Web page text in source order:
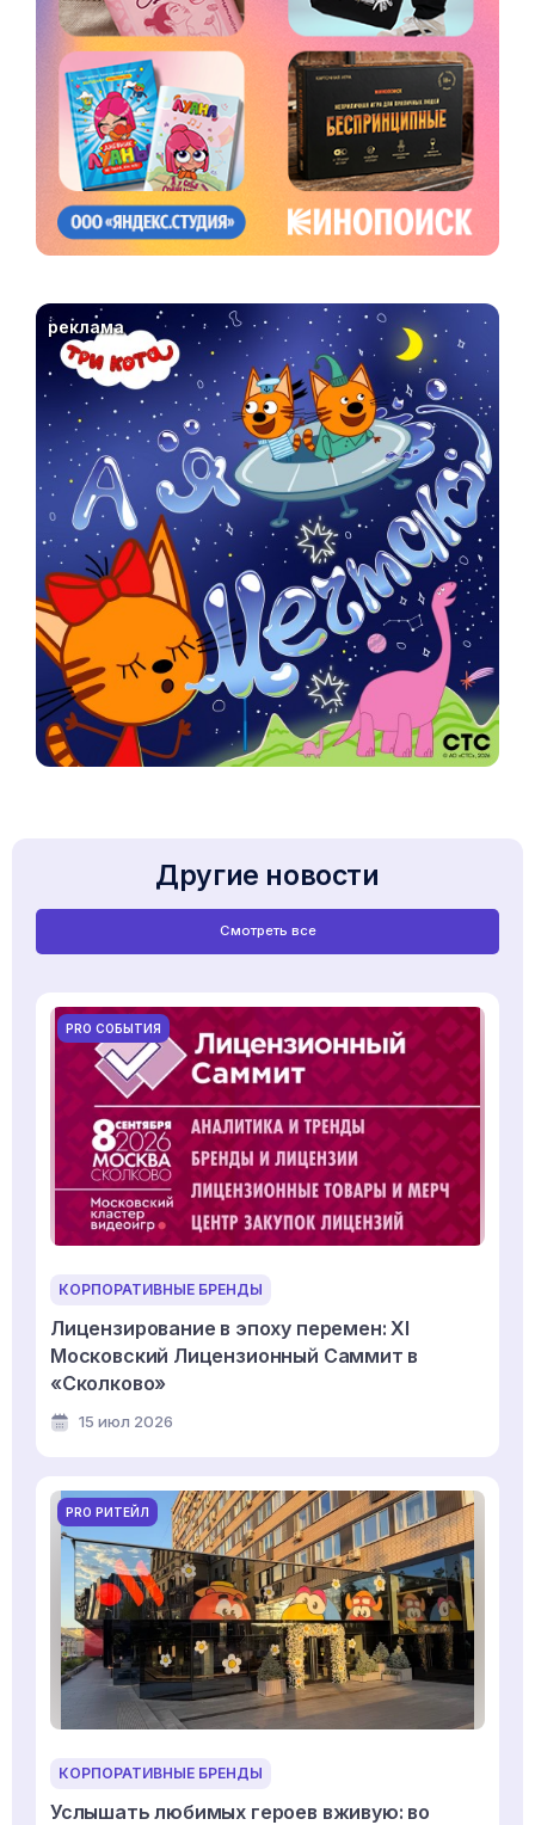
реклама
Другие новости
Смотреть все
PRO СОБЫТИЯ
КОРПОРАТИВНЫЕ БРЕНДЫ
Лицензирование в эпоху перемен: XI
Московский Лицензионный Саммит в
«Сколково»
15 июл 2026
PRO РИТЕЙЛ
КОРПОРАТИВНЫЕ БРЕНДЫ
Услышать любимых героев вживую: во